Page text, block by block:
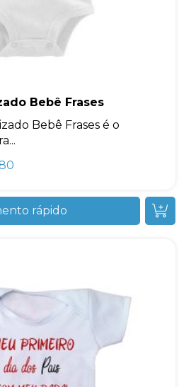
Bebê Frases
Bebê Frases é o
rápido